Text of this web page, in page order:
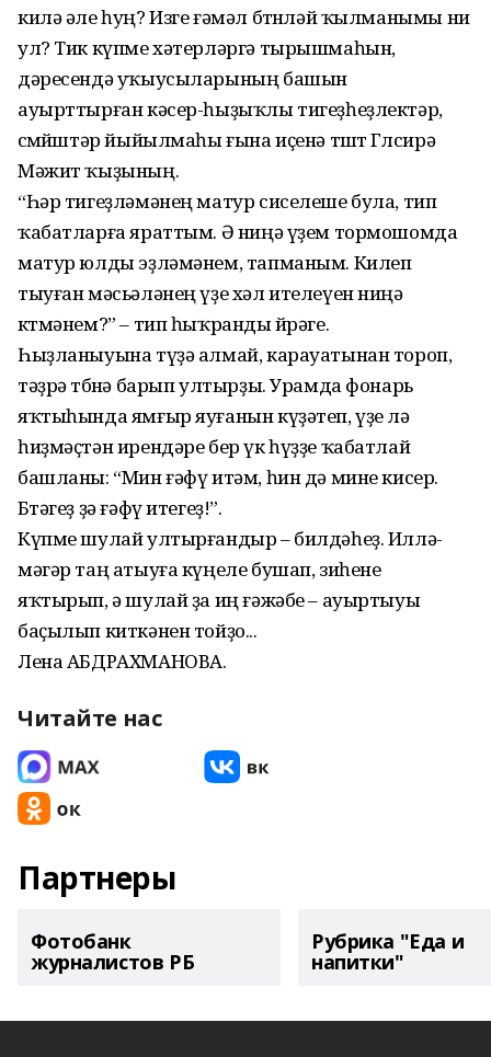
килә әле һуң? Изге ғәмәл бөтөнләй ҡылманымы ни
ул? Тик күпме хәтерләргә тырышмаһын,
дәресендә уҡыусыларының башын
ауырттырған кәсер-һыҙыҡлы тигеҙһеҙлектәр,
өсмөйөштәр йыйылмаһы ғына иҫенә төштө Гөлсирә
Мәжит ҡыҙының.
“Һәр тигеҙләмәнең матур сиселеше була, тип
ҡабатларға яраттым. Ә ниңә үҙем тормошомда
матур юлды эҙләмәнем, тапманым. Килеп
тыуған мәсьәләнең үҙе хәл ителеүен ниңә
көтмәнем?” – тип һыҡранды йөрәге.
Һыҙланыуына түҙә алмай, карауатынан тороп,
тәҙрә төбөнә барып ултырҙы. Урамда фонарь
яҡтыһында ямғыр яуғанын күҙәтеп, үҙе лә
һиҙмәҫтән ирендәре бер үк һүҙҙе ҡабатлай
башланы: “Мин ғәфү итәм, һин дә мине кисер.
Бөтәгеҙ ҙә ғәфү итегеҙ!”.
Күпме шулай ултырғандыр – билдәһеҙ. Иллә-
мәгәр таң атыуға күңеле бушап, зиһене
яҡтырып, ә шулай ҙа иң ғәжәбе – ауыртыуы
баҫылып киткәнен тойҙо...
Лена АБДРАХМАНОВА.
Читайте нас
Партнеры
Фотобанк
журналистов РБ
Рубрика "Еда и
напитки"